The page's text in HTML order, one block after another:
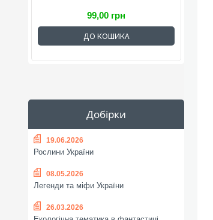
99,00 грн
ДО КОШИКА
Добірки
19.06.2026
Рослини України
08.05.2026
Легенди та міфи України
26.03.2026